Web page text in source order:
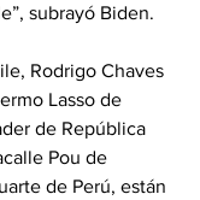
subrayó Biden.
Rodrigo Chaves
Lasso de
de República
Pou de
de Perú, están